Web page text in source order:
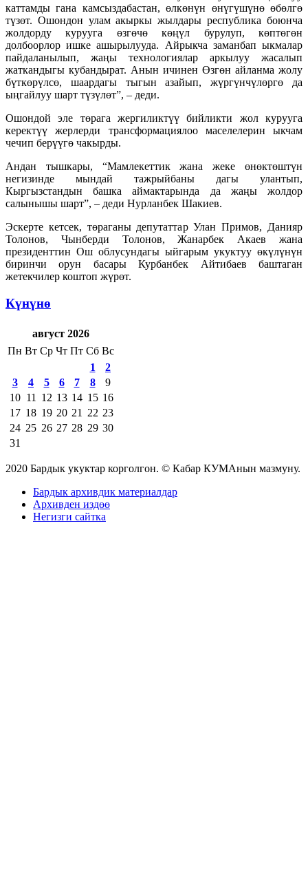
каттамды гана камсыздабастан, өлкөнүн өнүгүшүнө өбөлгө
түзөт. Ошондон улам акыркы жылдары республика боюнча
жолдорду курууга өзгөчө көңүл бурулуп, көптөгөн
долбоорлор ишке ашырылууда. Айрыкча заманбап ыкмалар
пайдаланылып, жаңы технологиялар аркылуу жасалып
жаткандыгы кубандырат. Анын ичинен Өзгөн айланма жолу
бүткөрүлсө, шаардагы тыгын азайып, жүргүнчүлөргө да
ыңгайлуу шарт түзүлөт”, – деди.
Ошондой эле төрага жергиликтүү бийликти жол курууга
керектүү жерлерди трансформациялоо маселелерин ыкчам
чечип берүүгө чакырды.
Андан тышкары, “Мамлекеттик жана жеке өнөктөштүн
негизинде мындай тажрыйбаны дагы улантып,
Кыргызстандын башка аймактарында да жаңы жолдор
салынышы шарт”, – деди Нурланбек Шакиев.
Эскерте кетсек, төраганы депутаттар Улан Примов, Данияр
Толонов, Чынберди Толонов, Жанарбек Акаев жана
президенттин Ош облусундагы ыйгарым укуктуу өкүлүнүн
биринчи орун басары Курбанбек Айтибаев баштаган
жетекчилер коштоп жүрөт.
Күнүнө
август 2026
Пн Вт Ср Чт Пт Сб Вс
1
2
3
4 5 6 7 8
9
10 11 12 13 14 15 16
17 18 19 20 21 22 23
24 25 26 27 28 29 30
31
2020 Бардык укуктар корголгон. © Кабар КУМАнын мазмуну.
Бардык архивдик материалдар
Архивден издөө
Негизги сайтка